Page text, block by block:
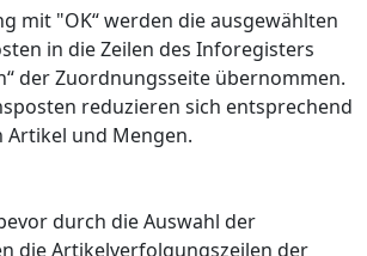
mit "OK“ werden die ausgewählten
in die Zeilen des Inforegisters
der Zuordnungsseite übernommen.
reduzieren sich entsprechend
Artikel und Mengen.
durch die Auswahl der
die Artikelverfolgungszeilen der